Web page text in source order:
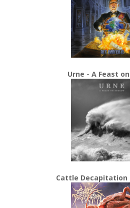
Urne - A Feast
Cattle Decapitation